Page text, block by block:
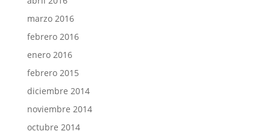
marzo 2016
febrero 2016
enero 2016
febrero 2015
diciembre 2014
noviembre 2014
octubre 2014